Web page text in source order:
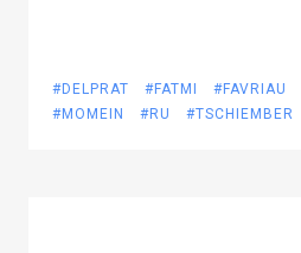
#DELPRAT #FATMI #FAVRIAU
#MOMEIN
#RU #TSCHIEMBER